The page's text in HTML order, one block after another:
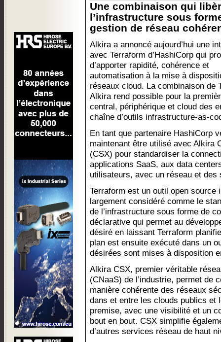
Une combinaison qui
l’infrastructure sous
gestion de réseau
Alkira a annoncé aujourd’hui une
avec Terraform d’HashiCorp qui
d’apporter rapidité, cohérence et
automatisation à la mise à
réseaux cloud. La combinaison de
Alkira rend possible pour la
central, périphérique et cloud des
chaîne d’outils infrastructure-as-
En tant que partenaire HashiCorp
maintenant être utilisé avec Alkira
(CSX) pour standardiser la
applications SaaS, aux data
utilisateurs, avec un réseau et
Terraform est un outil open source
largement considéré comme le
de l’infrastructure sous forme de
déclarative qui permet au
désiré en laissant Terraform
plan est ensuite exécuté dans un
désirées sont mises à disposition
Alkira CSX, premier véritable
(CNaaS) de l’industrie, permet de
manière cohérente des réseaux
dans et entre les clouds publics et
premise, avec une visibilité et un
bout en bout. CSX simplifie
d’autres services réseau de haut